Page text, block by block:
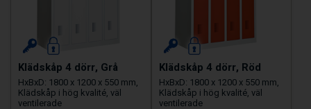
Klädskåp 4 dörr, Grå
HxBxD: 1800 x 1200 x 550 mm,
Klädskåp i hög kvalité, väl
ventilerade
Klädskåp 4 dörr, Röd
HxBxD: 1800 x 1200 x 550 mm,
Klädskåp i hög kvalité, väl
ventilerade